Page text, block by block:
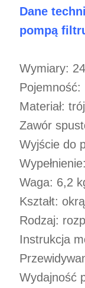
Dane
pompą
Wymiary:
Pojemność:
Materiał:
Zawór
Wyjście do
Waga: 6,2
Kształt:
Rodzaj:
Instrukcja
Wydajność